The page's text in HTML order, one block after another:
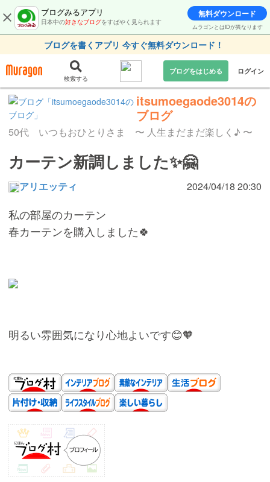
ブログみるアプリ
日本中の好きなブログをすばやく見られます
無料ダウンロード
ムラゴンとはIDが異なります
ブログを書くアプリ 今すぐ無料ダウンロード！
検索する
ブログをはじめる ログイン
itsumoegaode3014の
ブログ
50代 いつもおひとりさま 〜 人生まだまだ楽しく♪ 〜
カーテン新調しました✨🤗
アリエッティ 2024/04/18 20:30
私の部屋のカーテン
春カーテンを購入しました🍀
明るい雰囲気になり心地よいです😊🧡